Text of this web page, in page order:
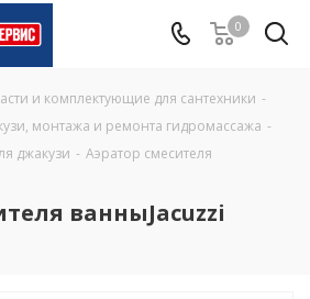
0
и комплектующие для сантехники -
монтажа и ремонта гидромассажа -
джакузи - Аэратор смесителя
ванныJacuzzi